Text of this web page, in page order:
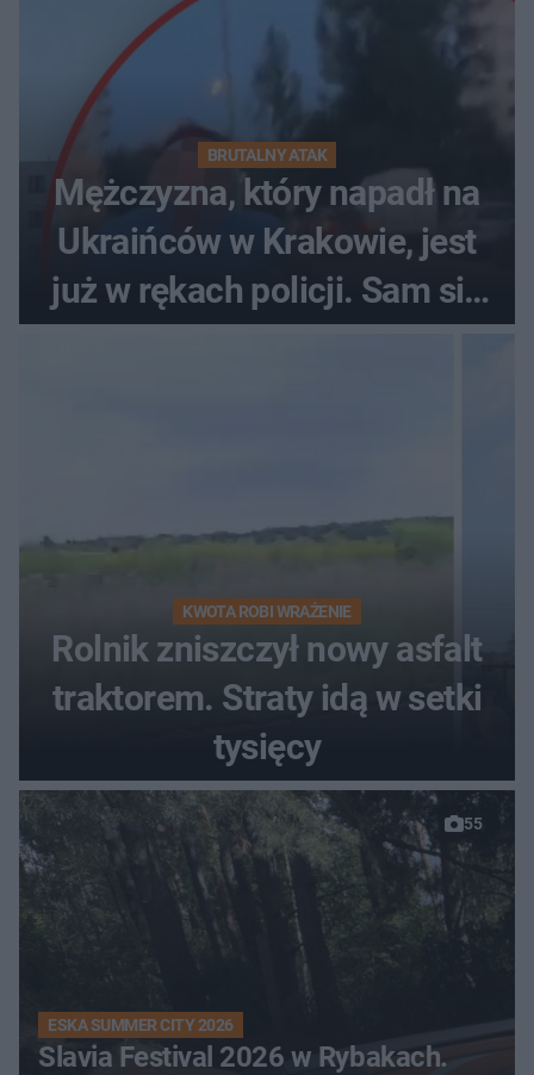
BRUTALNY ATAK
Mężczyzna, który napadł na
Ukraińców w Krakowie, jest
już w rękach policji. Sam się
zgłosił
KWOTA ROBI WRAŻENIE
Rolnik zniszczył nowy asfalt
traktorem. Straty idą w setki
tysięcy
55
ESKA SUMMER CITY 2026
Slavia Festival 2026 w Rybakach.